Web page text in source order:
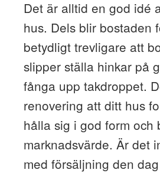
Det är alltid en god idé
hus. Dels blir bostaden
betydligt trevligare att
slipper ställa hinkar på
fånga upp takdroppet.
renovering att ditt hus
hålla sig i god form och
marknadsvärde. Är det
med försäljning den